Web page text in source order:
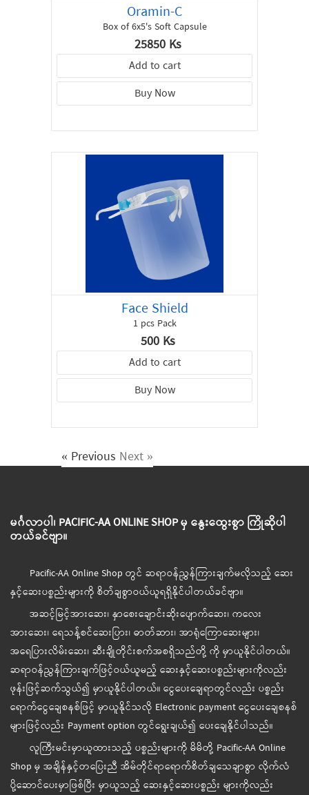
Oramin-C
Box of 6x5's Soft Capsule
25850 Ks
Add to cart
Buy Now
Face Shield
1 pcs Pack
500 Ks
Add to cart
Buy Now
« Previous Next »
မင်္ဂလာပါ၊ PACIFIC-AA ONLINE SHOP မှ နွေးထွေးစွာ ကြိုဆိုပါ
တယ်ခင်ဗျာ။
Pacific-AA Online Shop တွင် ဆရာဝန်ညွှန်ကြားချက်မလိုသည့် ဆေး
နှင့်ဆေးပစ္စည်းများကို စိတ်ချစွာဝယ်ယူရရှိနိုင်ပါတယ်ခင်ဗျာ။
အဆင့်မြင့်အားဆေး၊ နှာစေးချောင်းဆိုးပျောက်ဆေး၊ ကလေး
အားဆေး၊ ရေသန့်စင်ဆေးပြား၊ ဓာတ်ဆား၊ အာရုံကြောဆေးများ၊
အရေပြားလိမ်းဆေး၊ ဆီးချိုတိုင်းစက်အစရှိသည်တို့ ကို မှာယူနိုင်ပါတယ်။
ဆရာဝန်ညွှန်ကြားချက်ဖြင့်ဝယ်ယူမည့် ဆေးနှင့်ဆေးပစ္စည်းများကိုလည်း
ဖုန်းဖြင့်ဆက်သွယ်၍ မှာယူနိုင်ပါတယ်။ ငွေပေးချေရာတွင်လည်း ပစ္စည်း
ရောက်ငွေချေစနစ်ဖြင့် မှာယူနိုင်သလို Electronic payment ငွေပေးချေစနစ်
များဖြင့်လည်း Payment option တွင်ရွေးချယ်၍ ပေးချေနိုင်ပါသည်။
လူကြီးမင်းမှာယူထားသည့် ပစ္စည်းများကို မိမိတို့ Pacific-AA Online
Shop မှ အချိန်နှင့်တပြေးညီ အိမ်တိုင်ရာရောက်စိတ်ချသေချာစွာ လိုက်လံ
ပို့ဆောင်ပေးမှာဖြစ်ပြီး မှာယူသည့် ဆေးနှင့်ဆေးပစ္စည်း များကိုလည်း